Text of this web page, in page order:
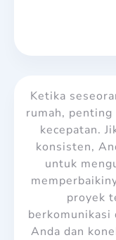
Ketika
rumah,
kecepatan.
konsisten,
untuk
proyek
berkomunikasi
Anda dan